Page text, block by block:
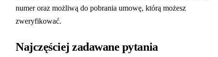
numer oraz możliwą do pobrania umowę, którą możesz
zweryfikować.
Najczęściej zadawane pytania